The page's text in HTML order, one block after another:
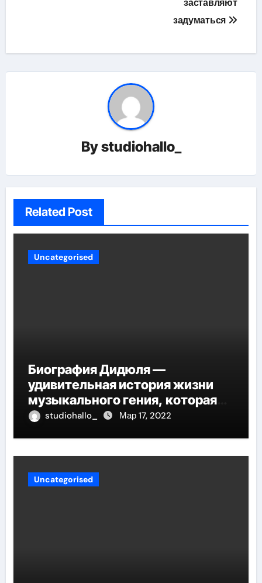
задуматься
Bystudiohallo_
Related Post
Uncategorised
Биография Дидюля —
удивительная история жизни
музыкального гения, которая
проникнет в самые глубины
studiohallo_ Мар 17, 2022
Uncategorised